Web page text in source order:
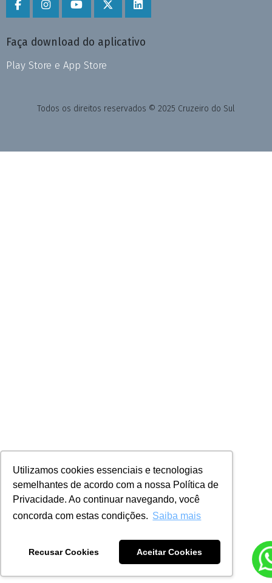
Utilizamos cookies essenciais e tecnologias
semelhantes de acordo com a nossa Política de
Privacidade. Ao continuar navegando, você
concorda com estas condições. Saiba mais
Recusar Cookies Aceitar Cookies
Faça download do aplicativo
Play Store e App Store
Todos os direitos reservados © 2025 Cruzeiro do Sul